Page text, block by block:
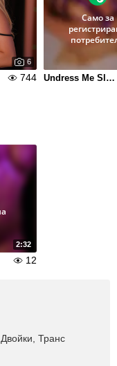
6
744
Само за
Undress Me Slowly
2:32
12
Транс